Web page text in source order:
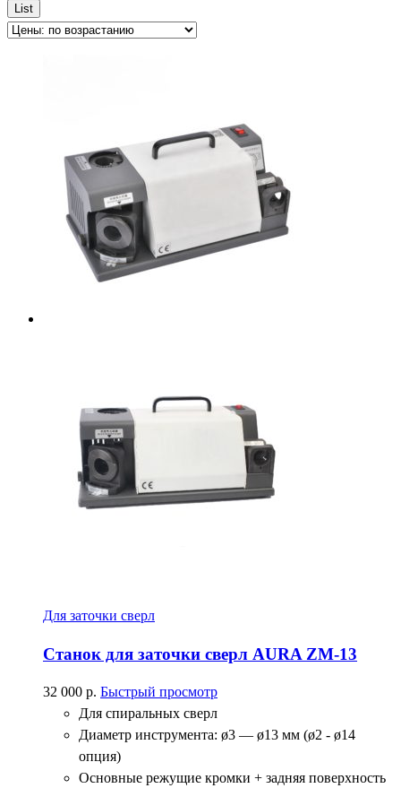
List
Для заточки сверл
Станок для заточки сверл AURA ZM-13
32 000 р. Быстрый просмотр
Для спиральных сверл
Диаметр инструмента: ø3 — ø13 мм (ø2 - ø14
опция)
Основные режущие кромки + задняя поверхность